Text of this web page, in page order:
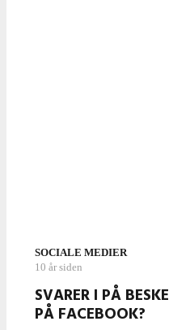
SOCIALE MEDIER
10 år siden
SVARER I PÅ
PÅ FACEBOOK?